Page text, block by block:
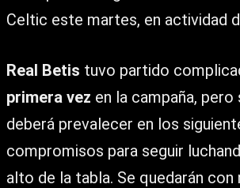
Celtic este martes, en actividad
Real Betis tuvo partido
primera vez en la campaña, pero
deberá prevalecer en los
compromisos para seguir
alto de la tabla. Se quedarán con